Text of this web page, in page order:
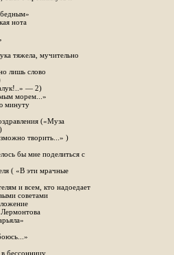
нота
тяжела, мучительно
лишь слово
— 2)
морем...»
минуту
(«Муза
творить...» )
бы мне поделиться с
( «В эти мрачные
и всем, кто надоедает
советами
бессонницу